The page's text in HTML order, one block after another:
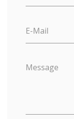
E-Mail
Message